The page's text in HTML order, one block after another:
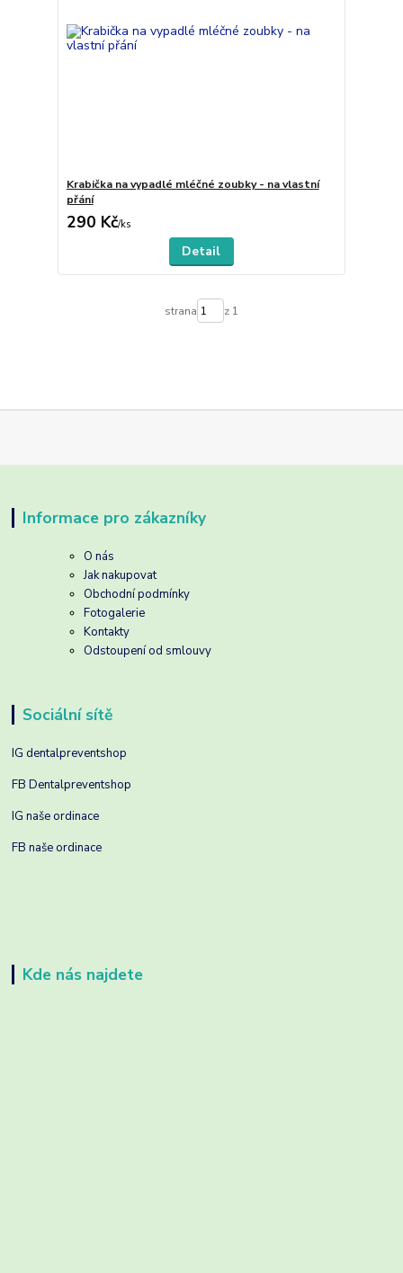
Krabička na vypadlé mléčné zoubky - na vlastní
přání
290 Kč/ks
Detail
strana z 1
Informace pro zákazníky
O nás
Jak nakupovat
Obchodní podmínky
Fotogalerie
Kontakty
Odstoupení od smlouvy
Sociální sítě
IG dentalpreventshop
FB Dentalpreventshop
IG naše ordinace
FB naše ordinace
Kde nás najdete